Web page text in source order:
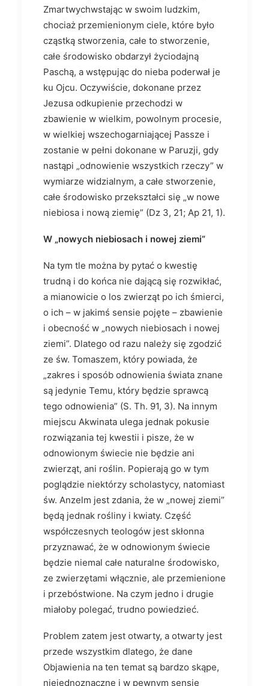
Zmartwychwstając w swoim ludzkim,
chociaż przemienionym ciele, które było
cząstką stworzenia, całe to stworzenie,
całe środowisko obdarzył życiodajną
Paschą, a wstępując do nieba poderwał je
ku Ojcu. Oczywiście, dokonane przez
Jezusa odkupienie przechodzi w
zbawienie w wielkim, powolnym procesie,
w wielkiej wszechogarniającej Passze i
zostanie w pełni dokonane w Paruzji, gdy
nastąpi „odnowienie wszystkich rzeczy” w
wymiarze widzialnym, a całe stworzenie,
całe środowisko przekształci się „w nowe
niebiosa i nową ziemię” (Dz 3, 21; Ap 21, 1).
W „nowych niebiosach i nowej ziemi”
Na tym tle można by pytać o kwestię
trudną i do końca nie dającą się rozwikłać,
a mianowicie o los zwierząt po ich śmierci,
o ich – w jakimś sensie pojęte – zbawienie
i obecność w „nowych niebiosach i nowej
ziemi”. Dlatego od razu należy się zgodzić
ze św. Tomaszem, który powiada, że
„zakres i sposób odnowienia świata znane
są jedynie Temu, który będzie sprawcą
tego odnowienia” (S. Th. 91, 3). Na innym
miejscu Akwinata ulega jednak pokusie
rozwiązania tej kwestii i pisze, że w
odnowionym świecie nie będzie ani
zwierząt, ani roślin. Popierają go w tym
poglądzie niektórzy scholastycy, natomiast
św. Anzelm jest zdania, że w „nowej ziemi”
będą jednak rośliny i kwiaty. Część
współczesnych teologów jest skłonna
przyznawać, że w odnowionym świecie
będzie niemal całe naturalne środowisko,
ze zwierzętami włącznie, ale przemienione
i przebóstwione. Na czym jedno i drugie
miałoby polegać, trudno powiedzieć.
Problem zatem jest otwarty, a otwarty jest
przede wszystkim dlatego, że dane
Objawienia na ten temat są bardzo skąpe,
niejednoznaczne i w pewnym sensie